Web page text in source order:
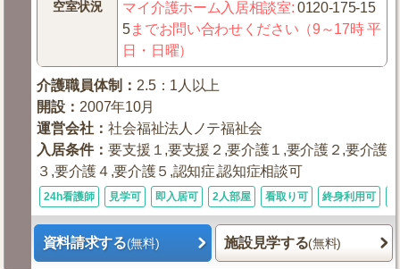
空室状況 マイ介護ホーム入居相談室:0120-175-15
5までお問い合わせください（9～17時 平
日・日曜）
介護職員体制 ： 2.5：1人以上
開設 ： 2007年10月
運営会社 ：社会福祉法人ノテ福祉会
入居条件：要支援１,要支援２,要介護１,要介護２,要介護
３,要介護４,要介護５,認知症,認知症相談可
24h看護師 見学可 即入居可 2人部屋 看取り可 終身利用可
資料請求する(無料) 施設見学する(無料)